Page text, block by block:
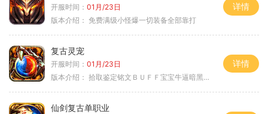
开服时间： 01月/23日
版本介绍： 免费满级小怪爆一切装备全部靠打
详情
复古灵宠
开服时间： 01月/23日
版本介绍： 拾取鉴定铭文ＢＵＦＦ宝宝牛逼暗黑属性
详情
仙剑复古单职业